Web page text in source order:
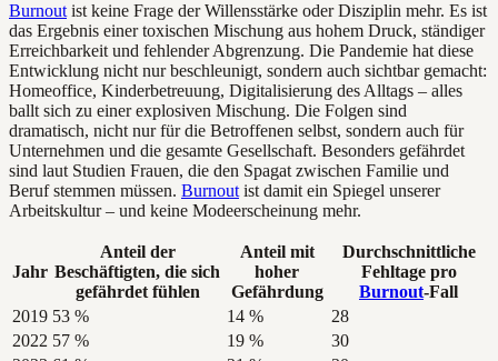
Burnout ist keine Frage der Willensstärke oder Disziplin mehr. Es ist
das Ergebnis einer toxischen Mischung aus hohem Druck, ständiger
Erreichbarkeit und fehlender Abgrenzung. Die Pandemie hat diese
Entwicklung nicht nur beschleunigt, sondern auch sichtbar gemacht:
Homeoffice, Kinderbetreuung, Digitalisierung des Alltags – alles
ballt sich zu einer explosiven Mischung. Die Folgen sind
dramatisch, nicht nur für die Betroffenen selbst, sondern auch für
Unternehmen und die gesamte Gesellschaft. Besonders gefährdet
sind laut Studien Frauen, die den Spagat zwischen Familie und
Beruf stemmen müssen. Burnout ist damit ein Spiegel unserer
Arbeitskultur – und keine Modeerscheinung mehr.
Jahr
Anteil der
Beschäftigten, die sich
gefährdet fühlen
Anteil mit
hoher
Gefährdung
Durchschnittliche
Fehltage pro
Burnout-Fall
2019 53 % 14 %
28
2022 57 % 19 %
30